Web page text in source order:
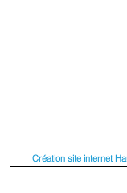
Création site internet